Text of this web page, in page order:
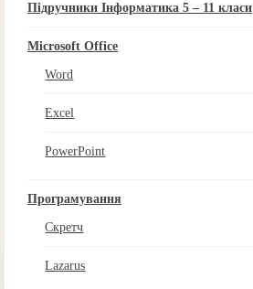
Підручники Інформатика 5 – 11 класи
Microsoft Office
Word
Excel
PowerPoint
Програмування
Скретч
Lazarus